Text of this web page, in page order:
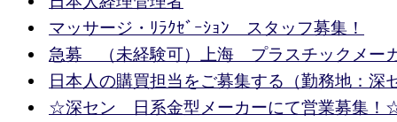
マッサージ・ﾘﾗｸｾﾞｰｼｮﾝ スタッフ募集！
急募 （未経験可）上海 プラスチックメー
日本人の購買担当をご募集する（勤務地：深
☆深セン 日系金型メーカーにて営業募集！